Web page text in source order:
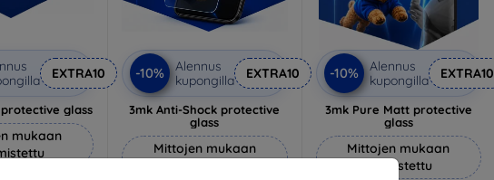
EXTRA10
glass
mukaan
-10%
Alennus
kupongilla
EXTRA10
3mk Anti-Shock protective
glass
Mittojen mukaan
-10%
Alennus
kupongilla
EXTRA10
3mk Pure Matt protective
glass
Mittojen mukaan
valmistettu